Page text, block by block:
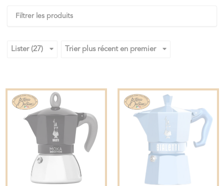
Filtrer les produits
Lister (27) Trier plus récent en premier